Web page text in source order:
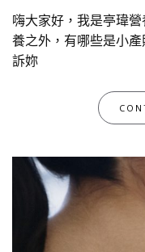
嗨大家好，我是亭瑋
養之外，有哪些是小
訴妳